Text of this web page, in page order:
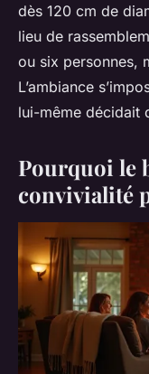
dès 120 cm de
lieu de
ou six personnes,
L’ambiance
lui-même décidait
Pourquoi le
convivialité